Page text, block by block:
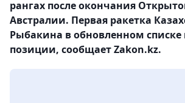
рангах после окончания
Австралии. Первая ракетка
Рыбакина в обновленном списке
позиции, сообщает Zakon.kz.